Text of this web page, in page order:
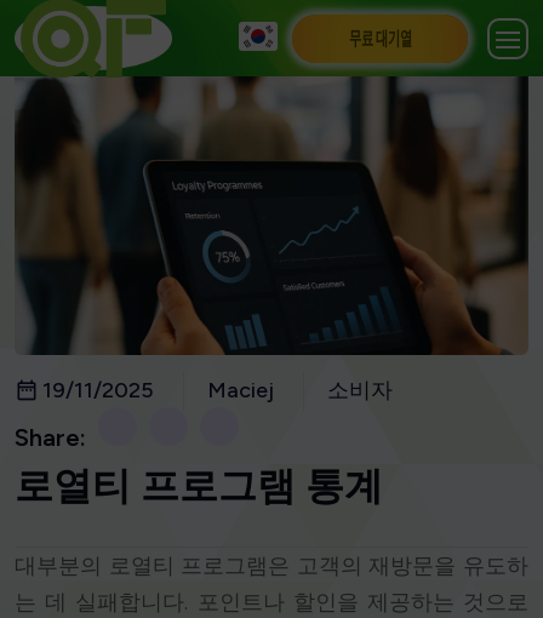
무료 대기열
19/11/2025 Maciej 소비자
Share:
로열티 프로그램 통계
대부분의 로열티 프로그램은 고객의 재방문을 유도하
는 데 실패합니다. 포인트나 할인을 제공하는 것으로